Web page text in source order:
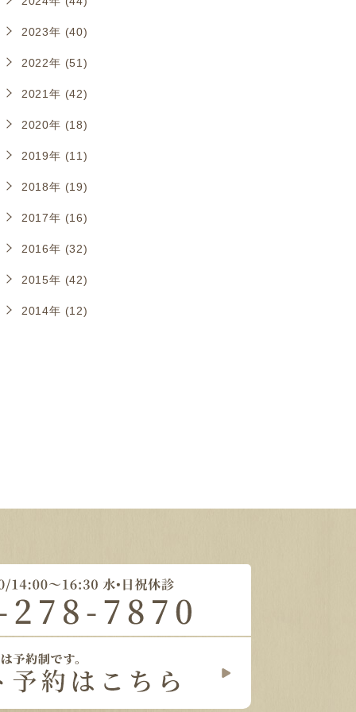
2023年 (40)
2022年 (51)
2021年 (42)
2020年 (18)
2019年 (11)
2018年 (19)
2017年 (16)
2016年 (32)
2015年 (42)
2014年 (12)